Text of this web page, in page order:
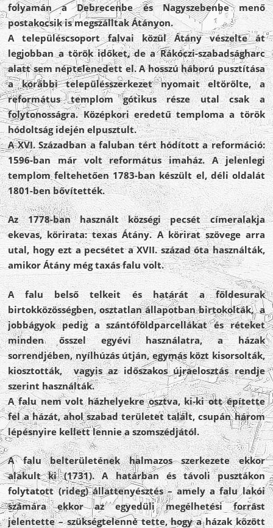
folyamán a Debrecenbe és Nagyszebenbe menő
postakocsik is megszálltak Átányon.
A településcsoport falvai közül Átány vészelte át
legjobban a török időket, de a Rákóczi-szabadságharc
alatt sem néptelenedett el. A hosszú háború pusztítása
a korábbi településszerkezet nyomait eltörölte, a
református templom gótikus része utal csak a
folytonosságra. Középkori eredetű temploma a török
hódoltság idején elpusztult.
A XVI. Században a faluban tért hódított a reformáció:
1596-ban már volt református imaház. A jelenlegi
templom feltehetően 1783-ban készült el, déli oldalát
1801-ben bővítették.
Az 1778-ban használt községi pecsét címeralakja
ekevas, körirata: texas Átány. A körirat szövege arra
utal, hogy ezt a pecsétet a XVII. század óta használták,
amikor Átány még taxás falu volt.
A falu belső telkeit és határát a földesurak
birtokközösségben, osztatlan állapotban birtokolták, a
jobbágyok pedig a szántóföldparcellákat és réteket
minden ősszel egyévi használatra, a házak
sorrendjében, nyílhúzás útján, egymás közt kisorsolták,
kiosztották, vagyis az időszakos újraelosztás rendje
szerint használták.
A falu nem volt házhelyekre osztva, ki-ki ott építette
fel a házát, ahol szabad területet talált, csupán három
lépésnyire kellett lennie a szomszédjától.
A falu belterületének halmazos szerkezete ekkor
alakult ki (1731). A határban és távoli pusztákon
folytatott (rideg) állattenyésztés – amely a falu lakói
számára ekkor az egyedüli megélhetési forrást
jelentette – szükségtelenné tette, hogy a házak között